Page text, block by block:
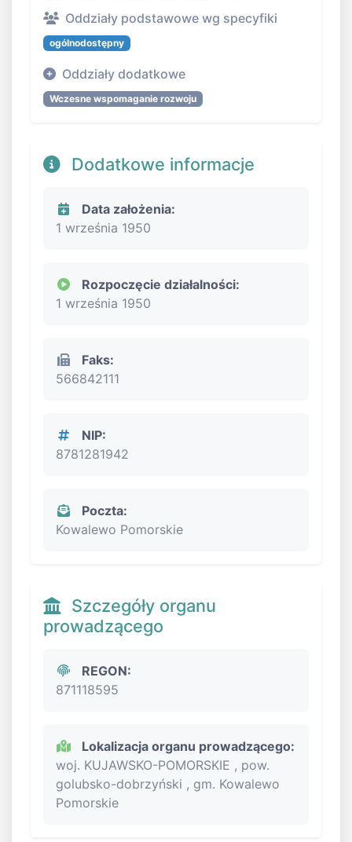
Oddziały podstawowe wg specyfiki
ogólnodostępny
Oddziały dodatkowe
Wczesne wspomaganie rozwoju
Dodatkowe informacje
Data założenia:
1 września 1950
Rozpoczęcie działalności:
1 września 1950
Faks:
566842111
NIP:
8781281942
Poczta:
Kowalewo Pomorskie
Szczegóły organu
prowadzącego
REGON:
871118595
Lokalizacja organu prowadzącego:
woj. KUJAWSKO-POMORSKIE , pow.
golubsko-dobrzyński , gm. Kowalewo
Pomorskie